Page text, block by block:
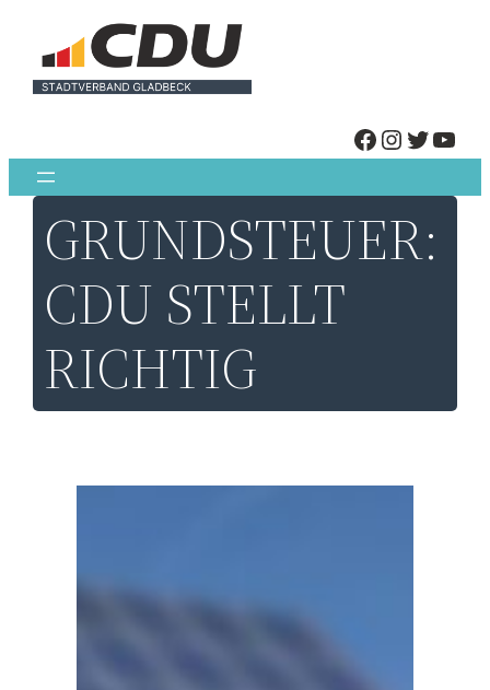
Inhalt
springen
FACEBOOK INSTAGRAM TWITTER YOUTUBE
GRUNDSTEUER:
CDU STELLT
RICHTIG